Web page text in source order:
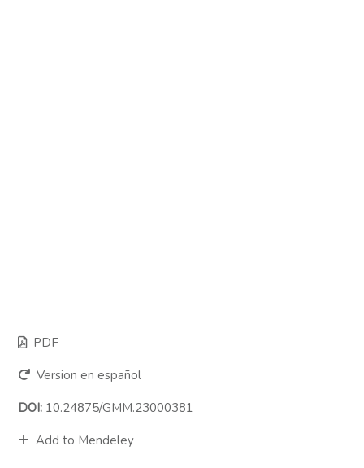
PDF
Version en español
DOI: 10.24875/GMM.23000381
Add to Mendeley